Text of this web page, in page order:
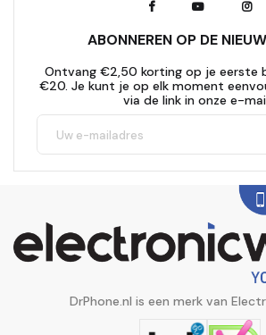
ABONNEREN OP DE
Ontvang €2,50 korting op je eerste
€20. Je kunt je op elk moment
via de link in onze e-
DrPhone.nl is een merk van